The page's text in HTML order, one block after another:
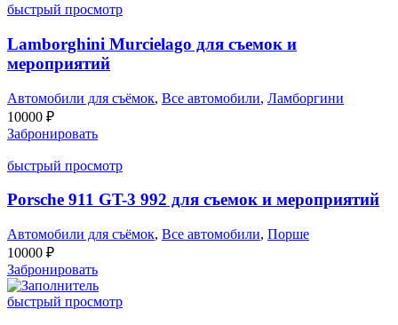
быстрый просмотр
Lamborghini Murcielago для съемок и
мероприятий
Автомобили для съёмок, Все автомобили, Ламборгини
10000 ₽
Забронировать
быстрый просмотр
Porsche 911 GT-3 992 для съемок и мероприятий
Автомобили для съёмок, Все автомобили, Порше
10000 ₽
Забронировать
быстрый просмотр